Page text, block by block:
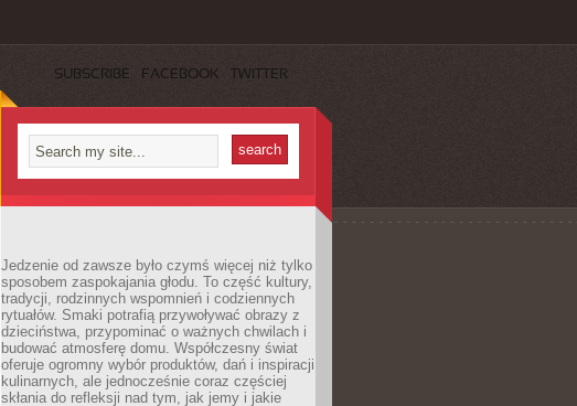
SUBSCRIBE FACEBOOK TWITTER
Jedzenie od zawsze było czymś więcej niż tylko
sposobem zaspokajania głodu. To część kultury,
tradycji, rodzinnych wspomnień i codziennych
rytuałów. Smaki potrafią przywoływać obrazy z
dzieciństwa, przypominać o ważnych chwilach i
budować atmosferę domu. Współczesny świat
oferuje ogromny wybór produktów, dań i inspiracji
kulinarnych, ale jednocześnie coraz częściej
skłania do refleksji nad tym, jak jemy i jakie